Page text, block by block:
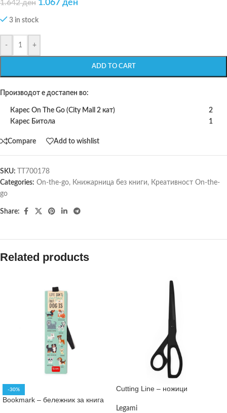
1.642ден 1.067 ден
3 in stock
- +
ADD TO CART
Производот е достапен во:
Карес On The Go (City Mall 2 кат)
2
Карес Битола
1
Compare Add to wishlist
SKU:
TT700178
Categories: On-the-go, Книжарница без книги, Креативност On-the-
go
Share:
Related products
-30%
Bookmark – бележник за книга
Cutting Line – ножици
Legami